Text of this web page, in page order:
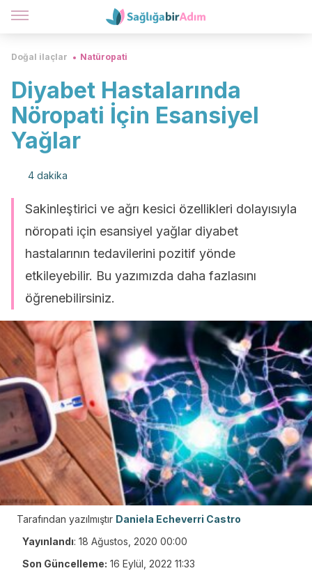
Doğal ilaçlar Natüropati
Diyabet Hastalarında
Nöropati İçin Esansiyel
Yağlar
4 dakika
Sakinleştirici ve ağrı kesici özellikleri dolayısıyla
nöropati için esansiyel yağlar diyabet
hastalarının tedavilerini pozitif yönde
etkileyebilir. Bu yazımızda daha fazlasını
öğrenebilirsiniz.
Tarafından yazılmıştır Daniela Echeverri Castro
Yayınlandı: 18 Ağustos, 2020 00:00
Son Güncelleme: 16 Eylül, 2022 11:33